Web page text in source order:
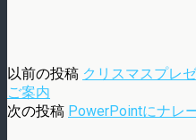
以前の投稿 クリスマスプレ
ご案内
次の投稿 PowerPointにナレ